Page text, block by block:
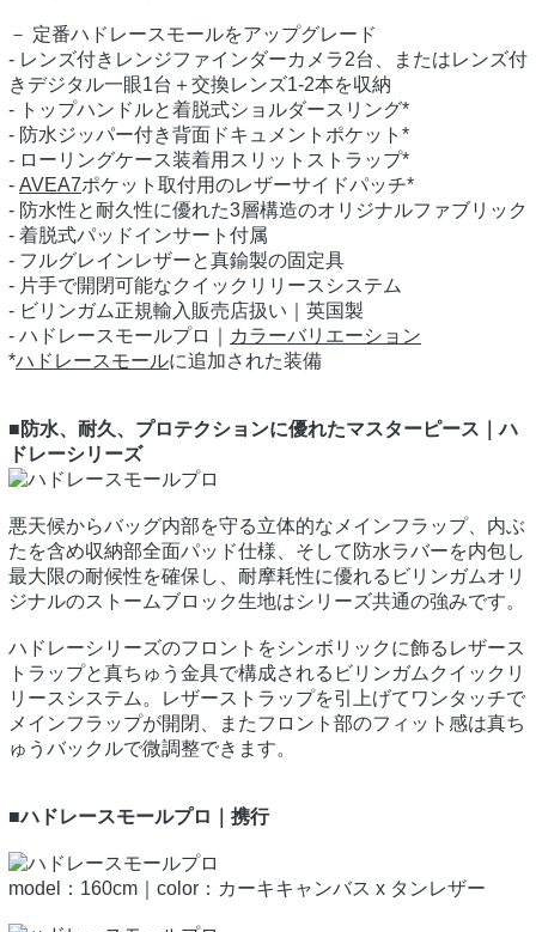
－ 定番ハドレースモールをアップグレード
- レンズ付きレンジファインダーカメラ2台、またはレンズ付
きデジタル一眼1台＋交換レンズ1-2本を収納
- トップハンドルと着脱式ショルダースリング*
- 防水ジッパー付き背面ドキュメントポケット*
- ローリングケース装着用スリットストラップ*
- AVEA7ポケット取付用のレザーサイドパッチ*
- 防水性と耐久性に優れた3層構造のオリジナルファブリック
- 着脱式パッドインサート付属
- フルグレインレザーと真鍮製の固定具
- 片手で開閉可能なクイックリリースシステム
- ビリンガム正規輸入販売店扱い｜英国製
- ハドレースモールプロ｜
カラーバリエーション
*ハドレースモールに追加された装備
■防水、耐久、プロテクションに優れたマスターピース｜ハ
ドレーシリーズ
悪天候からバッグ内部を守る立体的なメインフラップ、内ぶ
たを含め収納部全面パッド仕様、そして防水ラバーを内包し
最大限の耐候性を確保し、耐摩耗性に優れるビリンガムオリ
ジナルのストームブロック生地はシリーズ共通の強みです。
ハドレーシリーズのフロントをシンボリックに飾るレザース
トラップと真ちゅう金具で構成されるビリンガムクイックリ
リースシステム。レザーストラップを引上げてワンタッチで
メインフラップが開閉、またフロント部のフィット感は真ち
ゅうバックルで微調整できます。
■ハドレースモールプロ｜携行
model：160cm｜color：カーキキャンバス x タンレザー